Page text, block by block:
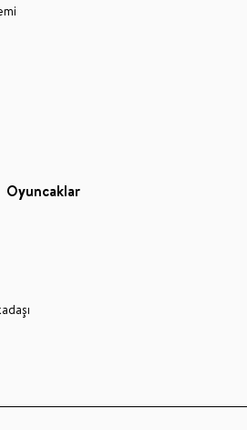
Oyuncaklar